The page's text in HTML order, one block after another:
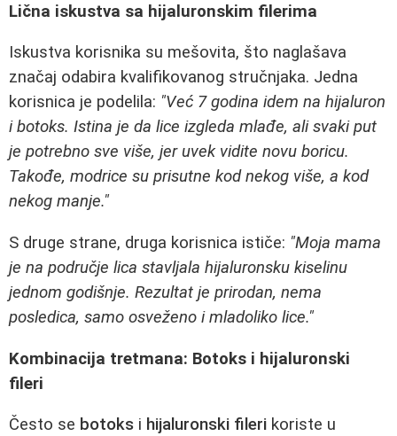
Lična iskustva sa hijaluronskim filerima
Iskustva korisnika su mešovita, što naglašava
značaj odabira kvalifikovanog stručnjaka. Jedna
korisnica je podelila: "Već 7 godina idem na hijaluron
i botoks. Istina je da lice izgleda mlađe, ali svaki put
je potrebno sve više, jer uvek vidite novu boricu.
Takođe, modrice su prisutne kod nekog više, a kod
nekog manje."
S druge strane, druga korisnica ističe: "Moja mama
je na područje lica stavljala hijaluronsku kiselinu
jednom godišnje. Rezultat je prirodan, nema
posledica, samo osveženo i mladoliko lice."
Kombinacija tretmana: Botoks i hijaluronski
fileri
Često se botoks i hijaluronski fileri koriste u